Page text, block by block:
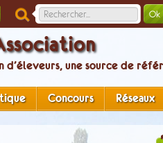
d’éleveurs, une source de
Concours Réseaux